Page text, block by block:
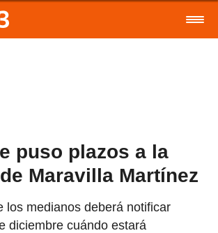
puso plazos a la
Maravilla Martínez
los medianos deberá notificar
diciembre cuándo estará